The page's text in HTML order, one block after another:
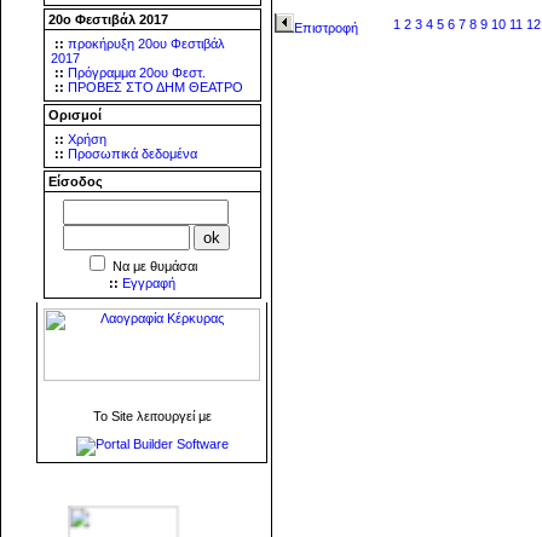
20ο Φεστιβάλ 2017
:: προκήρυξη 20ου Φεστιβάλ
2017
:: Πρόγραμμα 20ου Φεστ.
:: ΠΡΟΒΕΣ ΣΤΟ ΔΗΜ ΘΕΑΤΡΟ
Ορισμοί
:: Χρήση
:: Προσωπικά δεδομένα
Είσοδος
Να με θυμάσαι
:: Εγγραφή
To Site λειτουργεί με
Επιστροφή 1 2 3 4 5 6 7 8 9 10 11 12